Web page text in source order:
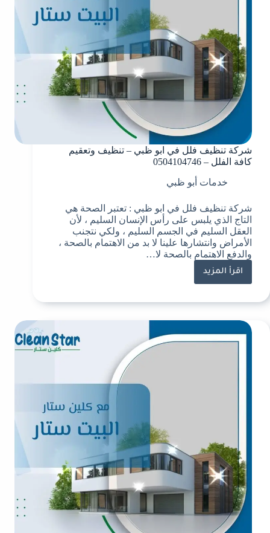
شركة تنظيف فلل في ابو ظبي – تنظيف وتعقيم
كافة الفلل – 0504104746
خدمات أبو ظبي
شركة تنظيف فلل في ابو ظبي : تعتبر الصحة هي
التاج الذي يلبس على رأس الإنسان السليم ، لأن
العقل السليم في الجسم السليم ، ولكي نتجنب
الأمراض وانتشارها علينا لا بد من الاهتمام بالصحة ،
والدفع الاهتمام بالصحة لا…
اقرأ المزيد